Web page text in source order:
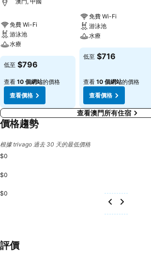
免費 Wi-Fi
游泳池
水療
低至 $796
查看 10 個網站的價格
查看價格
免費 Wi-Fi
游泳池
水療
低至 $716
查看 10 個網站的價格
查看價格
查看澳門所有住宿
價格趨勢
根據 trivago 過去 30 天的最低價格
$0
$0
$0
評價